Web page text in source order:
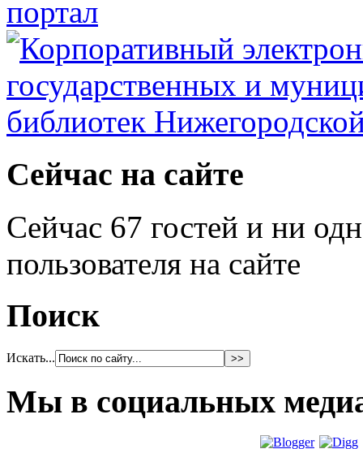
Сейчас на сайте
Сейчас 67 гостей и ни
пользователя на сайте
Поиск
Искать...
Мы в социальных